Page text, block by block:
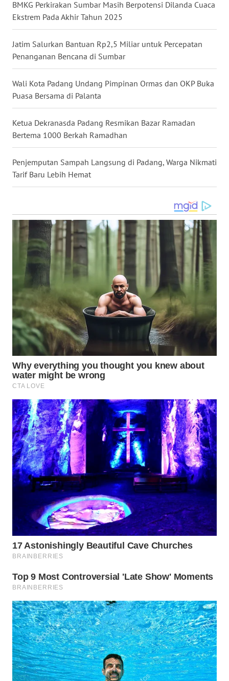
BMKG Perkirakan Sumbar Masih Berpotensi Dilanda Cuaca
Ekstrem Pada Akhir Tahun 2025
Jatim Salurkan Bantuan Rp2,5 Miliar untuk Percepatan
Penanganan Bencana di Sumbar
Wali Kota Padang Undang Pimpinan Ormas dan OKP Buka
Puasa Bersama di Palanta
Ketua Dekranasda Padang Resmikan Bazar Ramadan
Bertema 1000 Berkah Ramadhan
Penjemputan Sampah Langsung di Padang, Warga Nikmati
Tarif Baru Lebih Hemat
WN
KALTIM
WN
SULSEL
WN
GORONTALO
WN
SULUT
WN
MALUKU
WN
DAIRI
DANAU
TOBA
WN
NIAS
WN
LANGKAT
TAPANULI
SELATAN
WN
TANJUNG
LESUNG
WN
KARO
WN
SIMALUNGUN
LABUHANBATU
WN
TAPANULI
TENGAH
WN DELI
SERDANG